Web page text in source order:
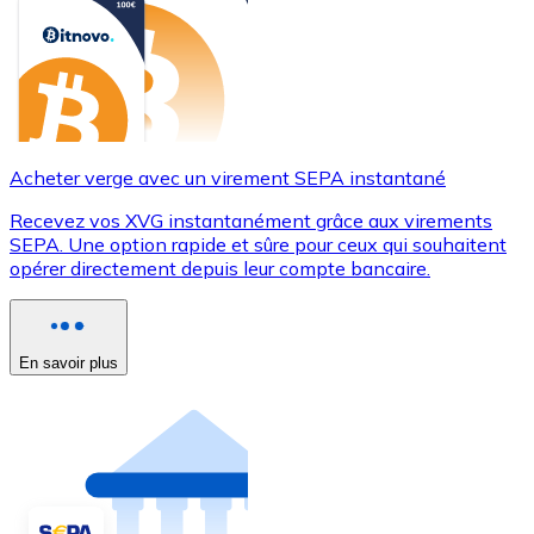
Acheter verge avec un virement SEPA instantané
Recevez vos XVG instantanément grâce aux virements
SEPA. Une option rapide et sûre pour ceux qui souhaitent
opérer directement depuis leur compte bancaire.
En savoir plus